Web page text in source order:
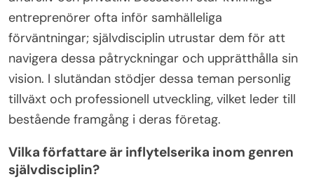
entreprenörer ofta inför samhälleliga
förväntningar; självdisciplin utrustar dem för att
navigera dessa påtryckningar och upprätthålla sin
vision. I slutändan stödjer dessa teman personlig
tillväxt och professionell utveckling, vilket leder till
bestående framgång i deras företag.
Vilka författare är inflytelserika inom genren
självdisciplin?